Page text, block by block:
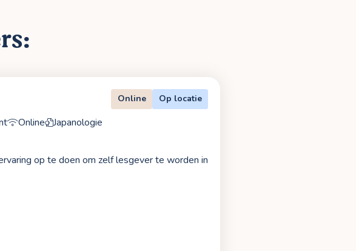
Online Op locatie
Online Japanologie
op te doen om zelf lesgever te worden in